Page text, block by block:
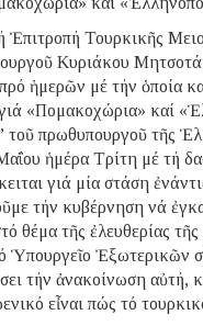
Ἐπιτροπή Τουρκικῆς
Κυριάκου
ἡμερῶν μέ τήν ὁποία
«Πομακοχώρια» καί
τοῦ πρωθυπουργοῦ τῆς
ἡμέρα Τρίτη μέ τή
γιά μία στάση
τήν κυβέρνηση νά
θέμα τῆς ἐλευθερίας
Ὑπουργεῖο Ἐξωτερικῶν
τήν ἀνακοίνωση αὐτή,
εἶναι πώς τό